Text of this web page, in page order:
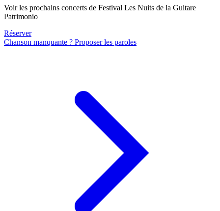
Voir les prochains concerts de Festival Les Nuits de la Guitare
Patrimonio
Réserver
Chanson manquante ? Proposer les paroles